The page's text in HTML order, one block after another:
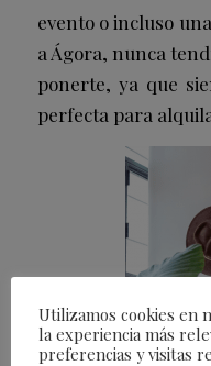
evento o incluso
a Ágora, nunca
ponerte, ya que
perfecta para
Utilizamos cookies en
la experiencia más
preferencias y visitas